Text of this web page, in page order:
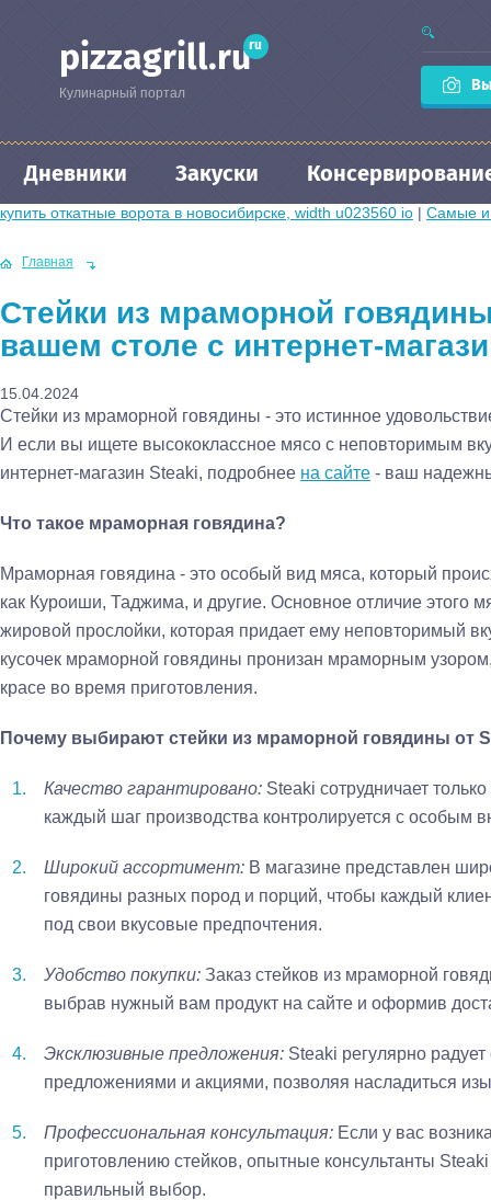
pizzagrill.ruru
Кулинарный портал
Дневники Закуски
купить откатные ворота в новосибирске, width u023560 io | Самые
Главная
Стейки из мраморной
вашем столе с интернет-
15.04.2024
Стейки из мраморной говядины - это истинное
И если вы ищете высококлассное мясо с неповторимым
интернет-магазин Steaki, подробнее на сайте - ваш
Что такое мраморная говядина?
Мраморная говядина - это особый вид мяса, который
как Куроиши, Таджима, и другие. Основное отличие этого
жировой прослойки, которая придает ему неповторимый
кусочек мраморной говядины пронизан мраморным
красе во время приготовления.
Почему выбирают стейки из мраморной говядины от
Качество гарантировано: Steaki сотрудничает
каждый шаг производства контролируется с особым
Широкий ассортимент: В магазине представлен
говядины разных пород и порций, чтобы каждый
под свои вкусовые предпочтения.
Удобство покупки: Заказ стейков из мраморной
выбрав нужный вам продукт на сайте и оформив
Эксклюзивные предложения: Steaki регулярно
предложениями и акциями, позволяя насладиться
Профессиональная консультация: Если у вас
приготовлению стейков, опытные консультанты
правильный выбор.